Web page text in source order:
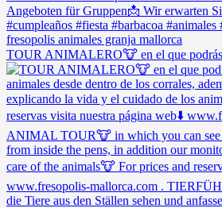
TOUR ANIMALERO🐮 en el que podrás